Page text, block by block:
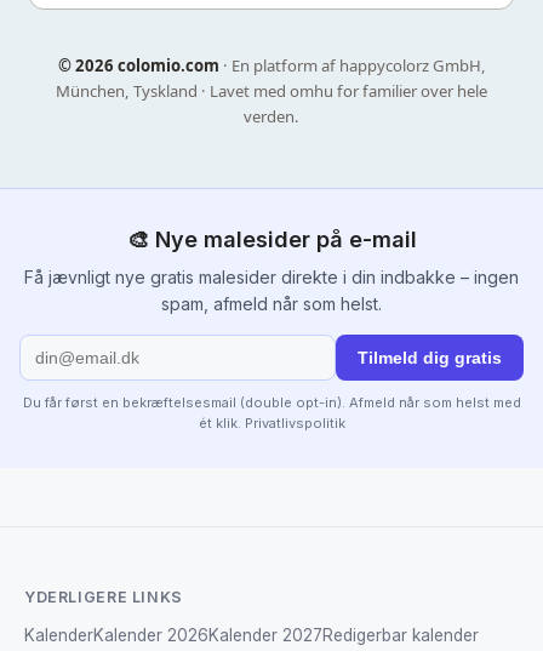
©2026 colomio.com · En platform af happycolorz GmbH,
München, Tyskland · Lavet med omhu for familier over hele
verden.
🎨 Nye malesider på e-mail
Få jævnligt nye gratis malesider direkte i din indbakke – ingen
spam, afmeld når som helst.
Tilmeld dig gratis
Du får først en bekræftelsesmail (double opt-in). Afmeld når som helst med
ét klik. Privatlivspolitik
YDERLIGERE LINKS
KalenderKalender 2026Kalender 2027Redigerbar kalender